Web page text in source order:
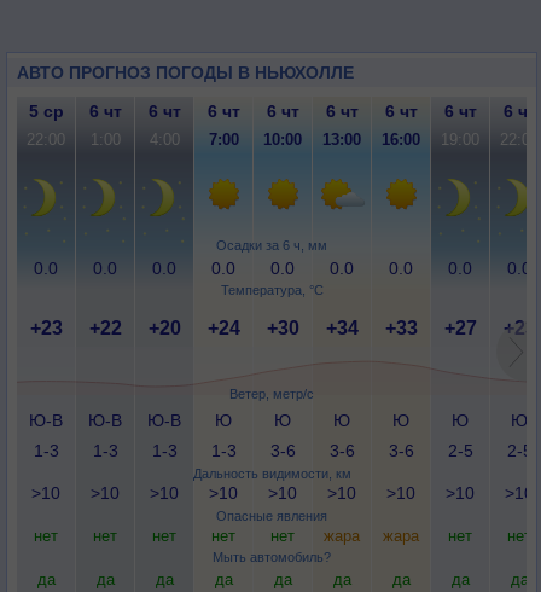
АВТО ПРОГНОЗ ПОГОДЫ В НЬЮХОЛЛЕ
Осадки за 6 ч, мм
Температура, °C
Ветер, метр/с
Дальность видимости, км
Опасные явления
Мыть автомобиль?
5 ср 6 чт 6 чт 6 чт 6 чт 6 чт 6 чт 6 чт 6 чт
22:00 1:00 4:00 7:00 10:00 13:00 16:00 19:00 22:00
0.0 0.0 0.0 0.0 0.0 0.0 0.0 0.0 0.0
+23 +22 +20 +24 +30 +34 +33 +27 +23
Ю-В
1-3
Ю-В
1-3
Ю-В
1-3
Ю
1-3
Ю
3-6
Ю
3-6
Ю
3-6
Ю
2-5
Ю
2-5
>10 >10 >10 >10 >10 >10 >10 >10 >10
нет нет нет нет нет жара жара нет нет
да да да да да да да да да